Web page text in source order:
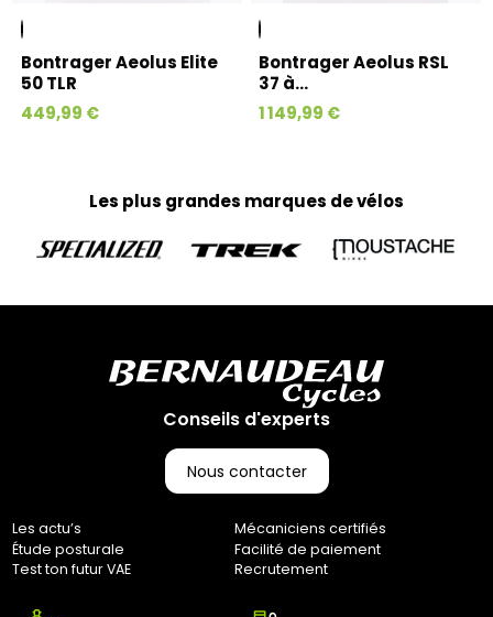
Bontrager Aeolus Elite
50 TLR
449,99 €
Bontrager Aeolus RSL
37 à...
1 149,99 €
Les plus grandes marques de vélos
Conseils d'experts
Nous contacter
Les actu’s
Mécaniciens certifiés
Étude posturale
Facilité de paiement
Test ton futur VAE
Recrutement